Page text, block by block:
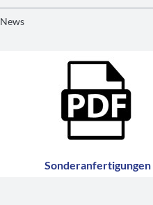
News
Sonderanfertigungen